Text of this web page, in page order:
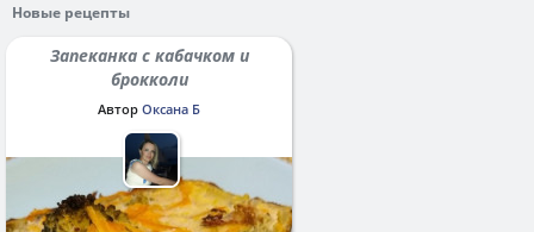
Новые рецепты
Запеканка с кабачком и
брокколи
Автор Оксана Б